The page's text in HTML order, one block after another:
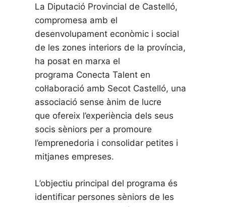
La Diputació Provincial de Castelló,
compromesa amb el
desenvolupament econòmic i social
de les zones interiors de la província,
ha posat en marxa el
programa Conecta Talent en
col·laboració amb Secot Castelló, una
associació sense ànim de lucre
que ofereix l’experiència dels seus
socis sèniors per a promoure
l’emprenedoria i consolidar petites i
mitjanes empreses.
L’objectiu principal del programa és
identificar persones sèniors de les